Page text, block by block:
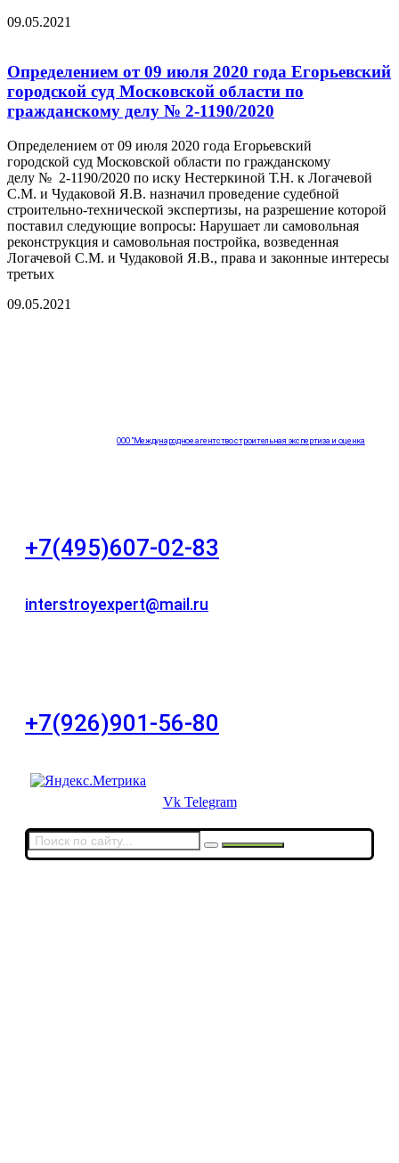
09.05.2021
Определением от 09 июля 2020 года Егорьевский
городской суд Московской области по
гражданскому делу № 2-1190/2020
Определением от 09 июля 2020 года Егорьевский
городской суд Московской области по гражданскому
делу № 2-1190/2020 по иску Нестеркиной Т.Н. к Логачевой
С.М. и Чудаковой Я.В. назначил проведение судебной
строительно-технической экспертизы, на разрешение которой
поставил следующие вопросы: Нарушает ли самовольная
реконструкция и самовольная постройка, возведенная
Логачевой С.М. и Чудаковой Я.В., права и законные интересы
третьих
09.05.2021
ООО "Международное агентство строительная экспертиза и оценка
+7(495)607-02-83
interstroyexpert@mail.ru
+7(926)901-56-80
Vk Telegram